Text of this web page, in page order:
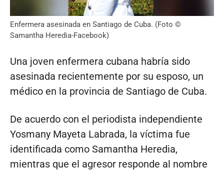
Enfermera asesinada en Santiago de Cuba. (Foto ©
Samantha Heredia-Facebook)
Una joven enfermera cubana habría sido
asesinada recientemente por su esposo, un
médico en la provincia de Santiago de Cuba.
De acuerdo con el periodista independiente
Yosmany Mayeta Labrada, la víctima fue
identificada como Samantha Heredia,
mientras que el agresor responde al nombre